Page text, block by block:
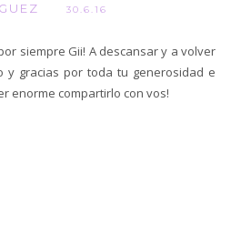
30.6.16
siempre Gii! A descansar y a volver
y gracias por toda tu generosidad e
enorme compartirlo con vos!